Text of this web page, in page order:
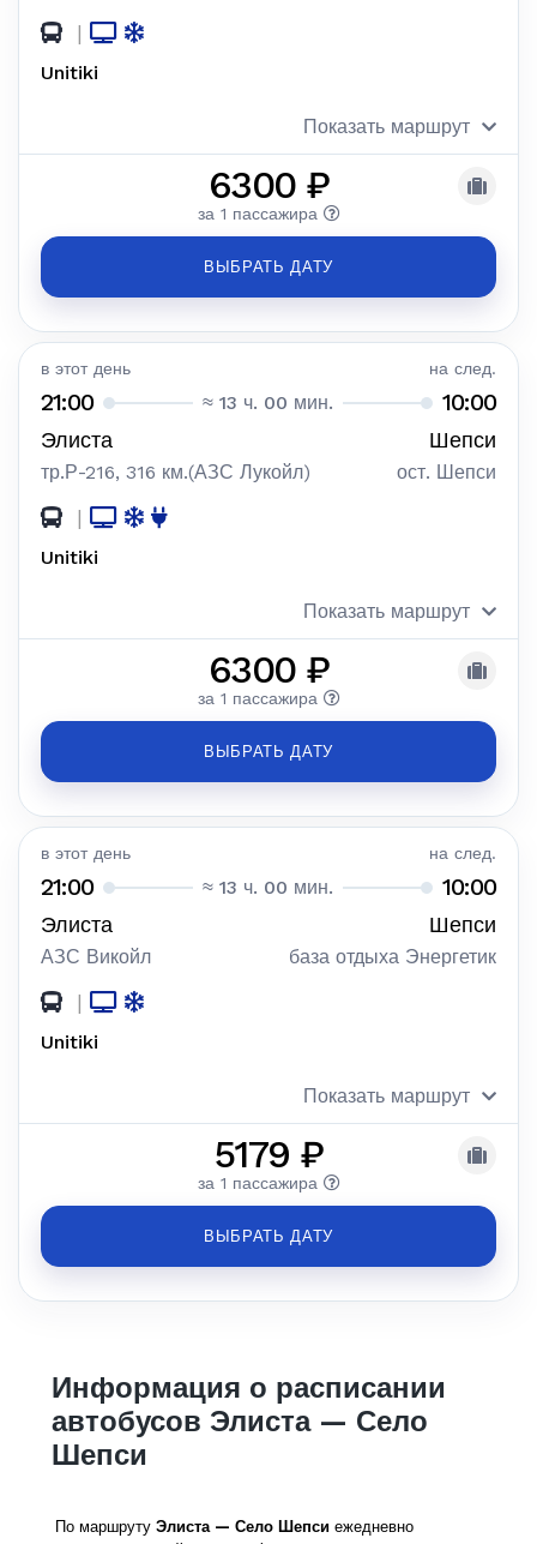
|
Unitiki
Показать маршрут
6300 ₽
за 1 пассажира
ВЫБРАТЬ ДАТУ
в этот день на след.
21:00 ≈ 13 ч. 00 мин. 10:00
Элиста Шепси
тр.Р-216, 316 км.(АЗС Лукойл) ост. Шепси
|
Unitiki
Показать маршрут
6300 ₽
за 1 пассажира
ВЫБРАТЬ ДАТУ
в этот день на след.
21:00 ≈ 13 ч. 00 мин. 10:00
Элиста Шепси
АЗС Викойл база отдыха Энергетик
|
Unitiki
Показать маршрут
5179 ₽
за 1 пассажира
ВЫБРАТЬ ДАТУ
Информация о расписании
автобусов Элиста — Село
Шепси
По маршруту Элиста — Село Шепси ежедневно